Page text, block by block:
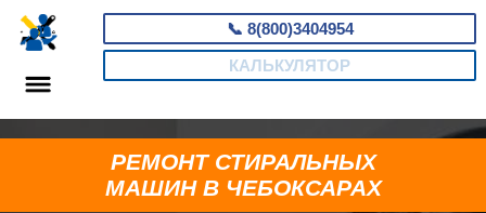
📞 8(800)3404954
КАЛЬКУЛЯТОР
РЕМОНТ СТИРАЛЬНЫХ
МАШИН В ЧЕБОКСАРАХ